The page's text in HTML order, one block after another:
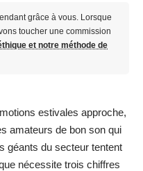
grâce à vous. Lorsque
toucher une commission
et notre méthode de
estivales approche,
amateurs de bon son qui
géants du secteur tentent
nécessite trois chiffres